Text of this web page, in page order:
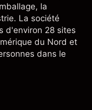
la
La société
d'environ 28 sites
du Nord et
dans le